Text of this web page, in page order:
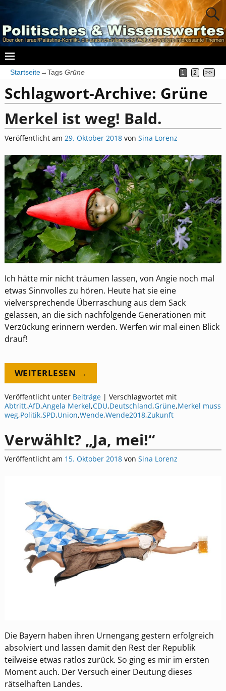
Startseite→Tags Grüne 1 2 >>
Schlagwort-Archive: Grüne
Merkel ist weg! Bald.
Veröffentlicht am 29. Oktober 2018 von Sina Lorenz
Ich hätte mir nicht träumen lassen, von Angie noch mal
etwas Sinnvolles zu hören. Heute hat sie eine
vielversprechende Überraschung aus dem Sack
gelassen, an die sich nachfolgende Generationen mit
Verzückung erinnern werden. Werfen wir mal einen Blick
drauf!
WEITERLESEN →
Veröffentlicht unter Beiträge| Verschlagwortet mit
Abtritt,AfD,Angela Merkel,CDU,Deutschland,Grüne,Merkel muss
weg,Politik,SPD,Union,Wende,Wende2018,Zukunft
Verwählt? „Ja, mei!“
Veröffentlicht am 15. Oktober 2018 von Sina Lorenz
Die Bayern haben ihren Urnengang gestern erfolgreich
absolviert und lassen damit den Rest der Republik
teilweise etwas ratlos zurück. So ging es mir im ersten
Moment auch. Der Versuch einer Deutung dieses
rätselhaften Landes.